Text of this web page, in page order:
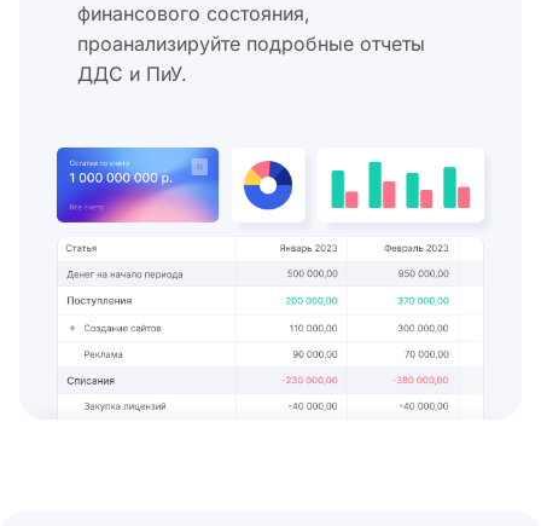
финансового состояния,
проанализируйте подробные отчеты
ДДС и ПиУ.